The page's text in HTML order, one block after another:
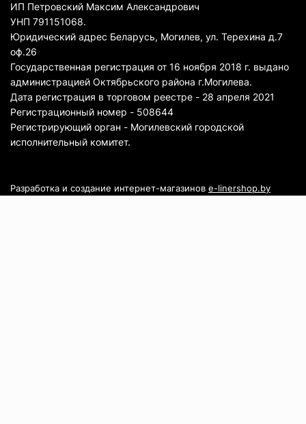
ИП Петровский Максим Александрович
УНП 791151068.
Юридический адрес Беларусь, Могилев, ул. Терехина д.7
оф.26
Государственная регистрация от 16 ноября 2018 г. выдано
администрацией Октябрьского района г.Могилева.
Дата регистрация в торговом реестре - 28 апреля 2021
Регистрационный номер - 508644
Регистрирующий орган - Могилевский городской
исполнительный комитет.
Разработка и создание интернет-магазинов e-linershop.by